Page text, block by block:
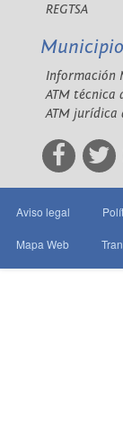
REGTSA
Información
ATM técnica
ATM jurídica
Aviso legal
Mapa Web